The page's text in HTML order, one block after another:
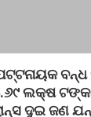
ଲକ୍ଷ
ଦୁଇ ଜଣ